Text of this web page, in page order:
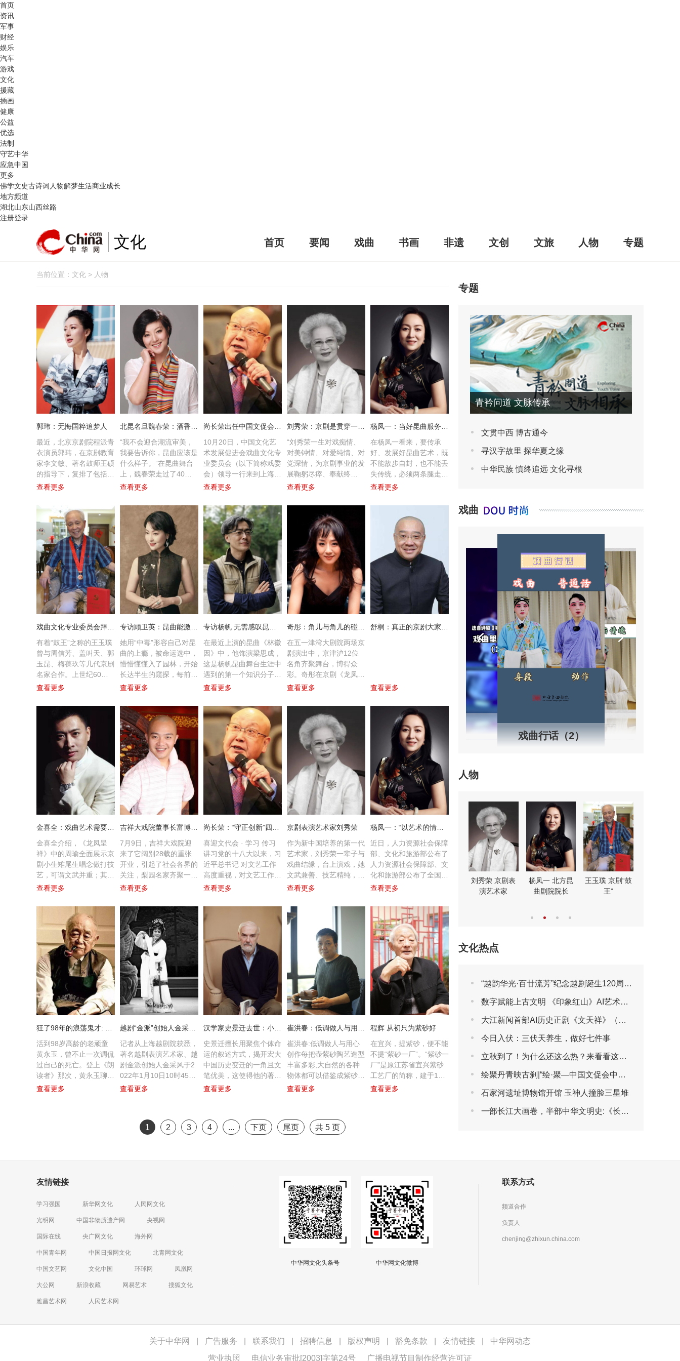
首页
资讯
军事
财经
娱乐
汽车
游戏
文化
援藏
插画
健康
公益
优选
法制
守艺中华
应急中国
更多
佛学文史古诗词 人物解梦生活商业成长
地方频道
湖北山东山西丝路
注册登录
文化 首页 要闻 戏曲 书画 非遗 文创 文旅 人物 专题
当前位置： 文化 > 人物
郭玮：无悔国粹追梦人
最近，北京京剧院程派青
衣演员郭玮，在京剧教育
家李文敏、著名鼓师王硕
的指导下，复排了包括全
本《春闺梦》《牧羊卷》
年程砚秋先生根据唐代诗
人杜甫《新婚别》及陈陶
诗句“可怜无定河边骨，
犹是春闺梦里人”创作的
著名传统京剧剧目，但现
在舞台上经常演出的都是
该戏的后半部，而前半
部“送征人”却很久不见舞
台。
查看更多
“我不会迎合潮流审美，
我要告诉你，昆曲应该是
什么样子。”在昆曲舞台
上，魏春荣走过了40载
春秋，舞台上的痴笑怒嗔
杜丽娘的娇，王熙凤的
辣，陈妙常的鲜活，杨贵
妃的富丽……她一边演，
一边感受，一边感
叹。“我们这代人是干一
行爱一行。我冥冥之中接
触昆曲，从事昆曲，一路
走来对于昆曲的认识，就
像在酿一坛老酒一样。”
查看更多
10月20日，中国文化艺
术发展促进会戏曲文化专
业委员会（以下简称戏委
会）领导一行来到上海京
剧院，拜访著名京剧表演
荣先生出任该会名誉主
任，并颁发聘书。
查看更多
“刘秀荣一生对戏痴情、
对美钟情、对爱纯情、对
党深情，为京剧事业的发
展鞠躬尽瘁、奉献终
身。”王勇满怀敬意地表
术家痴情且深情、峥嵘又
辉煌的一生。
查看更多
在杨凤一看来，要传承
好、发展好昆曲艺术，既
不能故步自封，也不能丢
失传统，必须两条腿走
路。近年来，北方昆曲剧
通过传统折子戏+昆曲知
识讲座，这一演、讲结合
的形式进一步普及推广了
北方昆曲艺术。荣庆学堂
计划3年传承400出戏，
将本来失传于舞台几十年
甚至上百年的剧目挖掘出
来、记录下来、传承下
去。
查看更多
有着“鼓王”之称的王玉璞
曾与周信芳、盖叫天、郭
玉昆、梅葆玖等几代京剧
名家合作。上世纪60年
代，他就跨界参与了国产
乐。京剧锣鼓为这部经典
之作锦上添花，其中有不
少打击乐配音就出自王玉
璞之手。2001年，新编
京剧《大唐贵妃》亮相第
三届中国上海国际艺术
节。在梅葆玖的邀请下，
王玉璞参与《大唐贵妃》
的演出。非物质文化遗
产，京剧代表性传承人，
查看更多
她用“中毒”形容自己对昆
曲的上瘾，被命运选中，
懵懵懂懂入了园林，开始
长达半生的窥探，每前进
一步，就多一份对昆曲园
曲的没落期，这位昆山女
子，越发坚信这门精美的
艺术会有发光发彩的一
天。
查看更多
在最近上演的昆曲《林徽
因》中，他饰演梁思成，
这是杨帆昆曲舞台生涯中
遇到的第一个知识分子形
象，如何以古典昆曲演现
角色与自身具有的共同点
是他面临的第一个难
题，“我必须在舞台表
演、形象气质上无限接近
人物。”
查看更多
在五一津湾大剧院两场京
剧演出中，京津沪12位
名角齐聚舞台，博得众
彩。奇彤在京剧《龙凤呈
祥》中扮演后半段的孙尚
亮，得到了观众的阵阵叫
好。奇彤工作室作为两场
大戏的承办方，台前幕后
的双重身份使得工作室主
理人奇彤对戏曲行业的认
识逐步加深，她关心京剧
艺术在当今时代中扮演的
角色，关心戏曲演员的现
状，肩负起了中青年演员
对戏曲艺术传承与创新之
重任。
查看更多 查看更多
金喜全介绍，《龙凤呈
祥》中的周瑜全面展示京
剧小生雉尾生唱念做打技
艺，可谓文武并重；其扮
相英武，设计独特，演员
显周瑜不只是运筹帷幄、
统帅三军的都督，而且是
冲锋陷阵、领兵作战的将
军。“前面鲁肃闯帐时强
调的是身份、气质、性
格，重念白和表演，后面
追阻刘备，突出工架技艺
展示，
查看更多
7月9日，吉祥大戏院迎
来了它阔别28载的重张
开业，引起了社会各界的
关注，梨园名家齐聚一
堂，见证这一盛大的重
董事长，同时也是一名专
业京剧演员，说起吉祥重
张，心情激动。他对吉祥
戏院当年结束百年辉煌时
的情景记忆犹新，同时也
见证了新“吉祥”诞生的一
波三折。作为吉祥大戏院
设计规划的艺术指导，他
与吉祥戏院有很深的缘
分，对新“吉祥”的未来则
是满怀期待。
查看更多
喜迎文代会 · 学习 传习
讲习党的十八大以来，习
近平总书记 对文艺工作
高度重视，对文艺工作者
亲 切关怀，给文艺界以
查看更多
京剧表演艺术家刘秀荣
作为新中国培养的第一代
艺术家，刘秀荣一辈子与
戏曲结缘，台上演戏，她
文武兼善、技艺精纯，一
生获奖无数；台下教学，
培植梁栋，桃李满天下。
同时，身为祖国的文艺骨
干，她数十次跨国巡演、
讲学，做传播中国文化的
使者，不遗余力。
查看更多
近日，人力资源社会保障
部、文化和旅游部公布了
人力资源社会保障部、文
化和旅游部公布了全国文
化和旅游系统先进集体、
表彰名单。
查看更多
活到98岁高龄的老顽童
黄永玉，曾不止一次调侃
过自己的死亡。登上《朗
读者》那次，黄永玉聊起
表叔沈从文的遗愿。董卿
一会我好啦。”
查看更多
记者从上海越剧院获悉，
著名越剧表演艺术家、越
剧金派创始人金采风于2
022年1月10日10时45分
在上海市徐汇区中心医院
省鄞县，1930年11月生
于上海，1946年考入雪
越剧团，1955年随团入
风以闺门旦应工，兼擅花
旦。唱腔师承袁派，并根
等其他流派唱腔因素，融
会贯通，自成一格，被公
查看更多
史景迁擅长用聚焦个体命
运的叙述方式，揭开宏大
中国历史变迁的一角且文
笔优美，这使得他的著述
读起来充满人情味与故事
教授史景迁于当地时间1
2月26日辞世，享年85
查看更多
崔洪春:低调做人与用心
创作每把壶紫砂陶艺造型
丰富多彩,大自然的各种
物体都可以借鉴成紫砂壶
的器型。宜兴紫砂壶的器
还又分为圆器和方器。
查看更多
程辉 从初只为紫砂好
在宜兴，提紫砂，便不能
不提“紫砂一厂”。“紫砂一
厂”是原江苏省宜兴紫砂
工艺厂的简称，建于195
5年，但实际上从未正式
40余年，培养了大批紫
砂国大师、省大师、省名
人和高级工艺美术师，创
作制作的紫砂精品更是层
出不穷，可谓几百年来紫
砂最辉煌的时期，直到1
997年结束国营改制为民
查看更多
1 2 3 4 ... 下页 尾页 共 5 页
专题
青衿问道 文脉传承
文贯中西 博古通今
寻汉字故里 探华夏之缘
中华民族 慎终追远 文化寻根
戏曲
戏曲行话（2）
人物
奇彤 著名京剧
演员
舒桐 著名京剧
魏春荣 著名昆
曲演员
尚长荣 著名京
剧表演艺术家
刘秀荣 京剧表
杨凤一 北方昆
曲剧院院长
王玉璞 京剧“鼓
顾卫英 著名昆
曲演员
杨帆 北方昆曲
剧院演员中心主
奇彤 著名京剧
演员
文化热点
“越韵华光·百廿流芳”纪念越剧诞生120周年主题晚会圆满播出
数字赋能上古文明 《印象红山》AI艺术展将于2026年7月30日亮相第三届包头艺博会
大江新闻首部AI历史正剧《文天祥》（第一集）
今日入伏：三伏天养生，做好七件事
立秋到了！为什么还这么热？来看看这些“冷知识”吧
绘聚丹青映古刹|“绘·聚—中国文促会中国画作品邀请展”登陆北海阐福寺
石家河遗址博物馆开馆 玉神人撞脸三星堆
一部长江大画卷，半部中华文明史:《长江文明大画卷》特刊全球首发
友情链接
学习强国 新华网文化 人民网文化
光明网 中国非物质遗产网 央视网
国际在线 央广网文化 海外网
中国青年网 中国日报网文化 北青网文化
中国文艺网 文化中国 环球网 凤凰网
大公网 新浪收藏 网易艺术 搜狐文化
雅昌艺术网 人民艺术网
中华网文化头条号 中华网文化微博
联系方式
频道合作
负责人
chenjing@zhixun.china.com
关于中华网 广告服务 联系我们 招聘信息 版权声明 豁免条款 友情链接
中华网动态
营业执照
电信业务审批[2003]字第24号 广播电视节目制作经营许可证